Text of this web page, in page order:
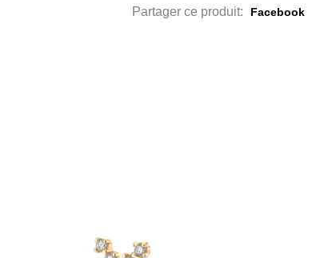
Partager ce produit: Facebook